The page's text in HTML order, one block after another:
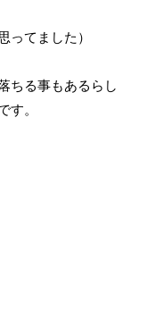
ってました）
ちる事もあるらし
す。